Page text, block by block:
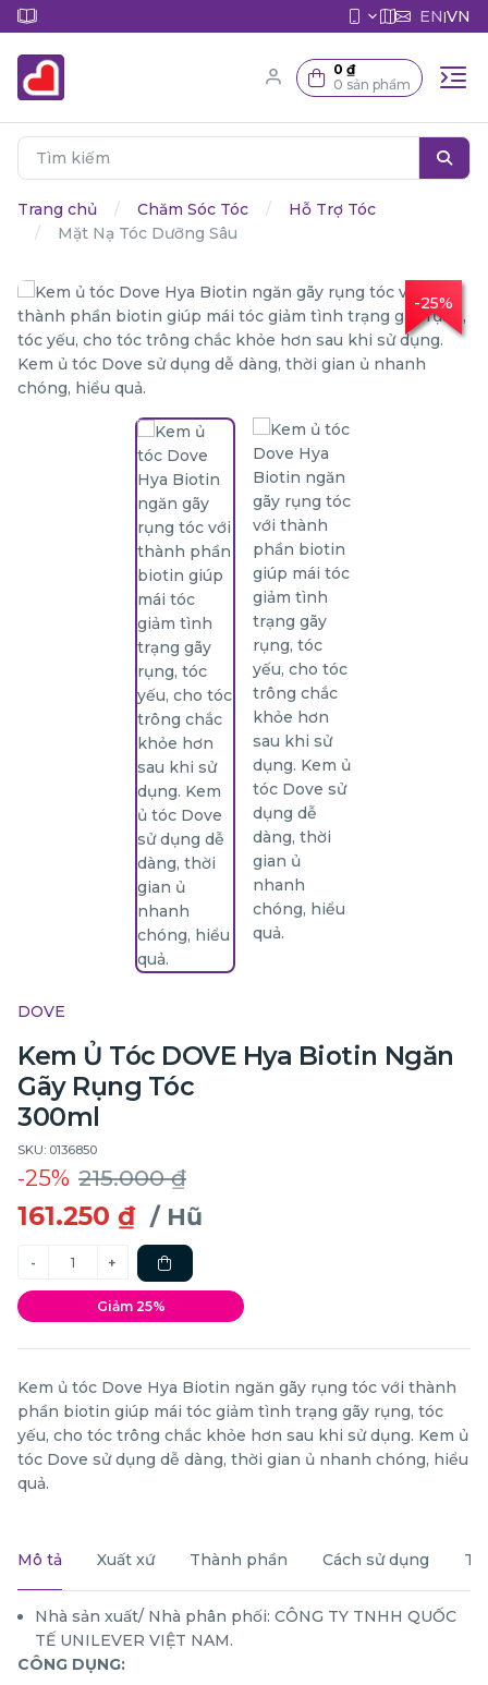
EN|VN
0 ₫
0 sản phẩm
Trang chủ Chăm Sóc Tóc
Hỗ Trợ Tóc
Mặt Nạ Tóc Dưỡng Sâu
-25%
DOVE
Kem Ủ Tóc DOVE Hya Biotin Ngăn
Gãy Rụng Tóc
300ml
SKU: 0136850
-25% 215.000 ₫
161.250 ₫ / Hũ
Giảm 25%
Kem ủ tóc Dove Hya Biotin ngăn gãy rụng tóc với thành
phần biotin giúp mái tóc giảm tình trạng gãy rụng, tóc
yếu, cho tóc trông chắc khỏe hơn sau khi sử dụng. Kem ủ
tóc Dove sử dụng dễ dàng, thời gian ủ nhanh chóng, hiểu
quả.
Mô tả Xuất xứ Thành phần Cách sử dụng
Nhà sản xuất/ Nhà phân phối: CÔNG TY TNHH QUỐC
TẾ UNILEVER VIỆT NAM.
CÔNG DỤNG: